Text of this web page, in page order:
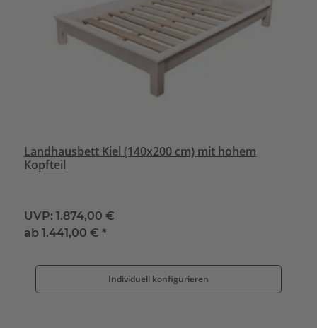
Landhausbett Kiel (140x200 cm) mit hohem
Kopfteil
UVP: 1.874,00 €
ab1.441,00 € *
Individuell konfigurieren